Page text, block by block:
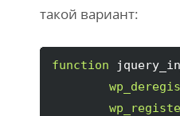
такой вариант:
function